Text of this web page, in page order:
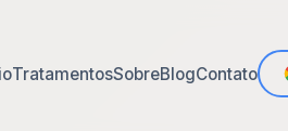
TratamentosSobreBlogContato